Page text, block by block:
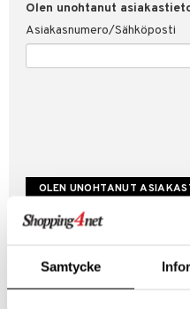
Samtycke
Olen unohtanut
Asiakasnumero/Sähköposti
Luo uusi asiakas
Hyviä tarjouksia